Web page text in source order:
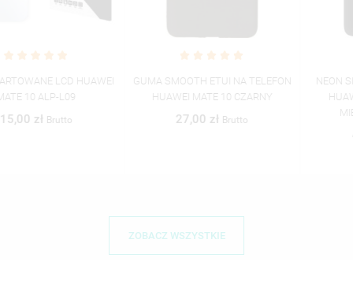
GUMA SMOOTH ETUI NA TELEFON
HUAWEI MATE 10 CZARNY
27,00 zł
NEON SILVER ETUI NA TELEFON
HUAWEI MATE 10 ALP-L09
MIENIĄCE SIĘ ZLZ100
ZOBACZ WSZYSTKIE